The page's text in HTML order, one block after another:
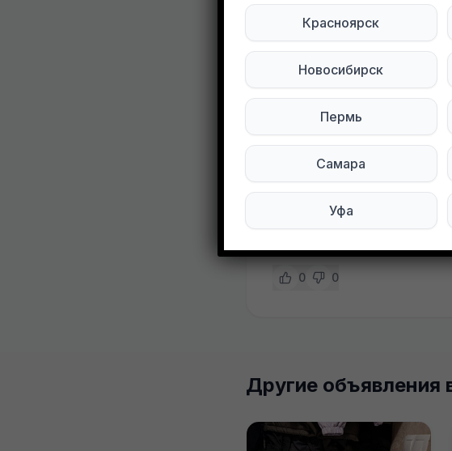
Добрый день!
Отдам даром медведя
Мишку зашивала два
видно.
Метро Раменки
Подписывайтесь на
Мы в
0 0
Другие объявления
Красноярск
Новосибирск
Пермь
Самара
Уфа